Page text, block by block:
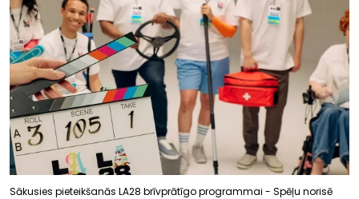
Sākusies pieteikšanās LA28 brīvprātīgo programmai - Spēļu norisē